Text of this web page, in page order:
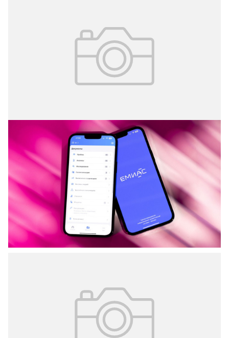
№ 13 (361)
Цифровой помощник москвичей
Электронная медицинская карта (ЭМК) стала одним из
основных инструментов современного
здравоохранения.